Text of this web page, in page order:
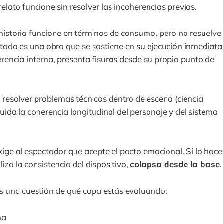
funcione sin resolver las incoherencias previas.
funcione en términos de consumo, pero no resuelve
es una obra que se sostiene en su ejecución inmediata,
interna, presenta fisuras desde su propio punto de
problemas técnicos dentro de escena (ciencia,
la coherencia longitudinal del personaje y del sistema
al espectador que acepte el pacto emocional. Si lo
la consistencia del dispositivo, colapsa desde la base.
una cuestión de qué capa estás evaluando: